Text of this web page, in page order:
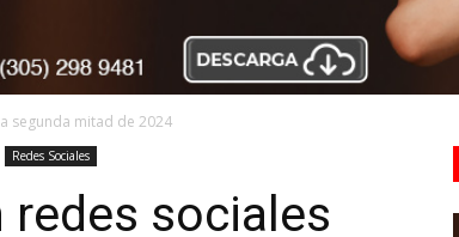
segunda mitad de 2024
Redes Sociales
redes sociales